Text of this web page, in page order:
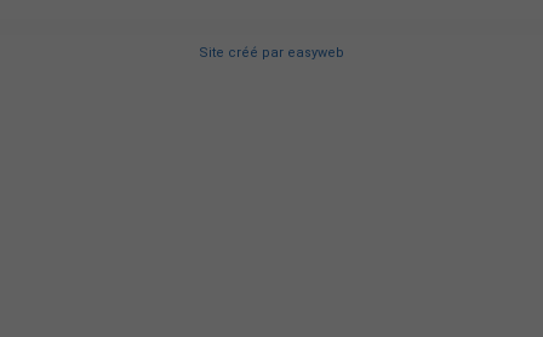
Site créé par easyweb